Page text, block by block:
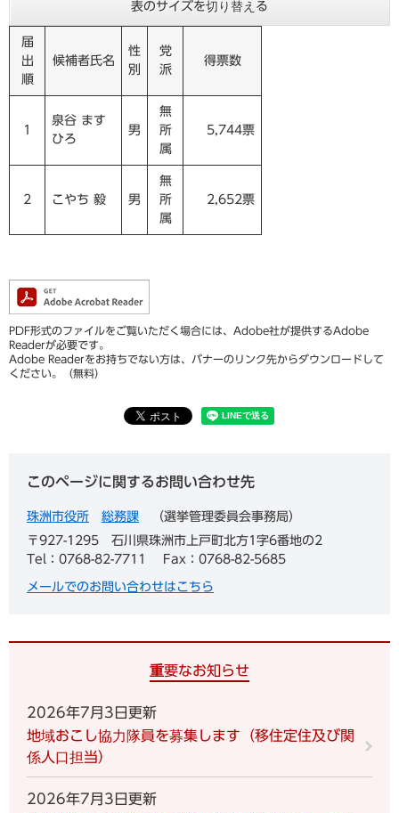
表のサイズを切り替える
届
出
順
候補者氏名
性
別
党
派
得票数
1
泉谷 ます
ひろ
男
無
所
属
5,744票
2 こやち 毅 男
無
所
属
2,652票
PDF形式のファイルをご覧いただく場合には、Adobe社が提供するAdobe
Readerが必要です。
Adobe Readerをお持ちでない方は、バナーのリンク先からダウンロードして
ください。（無料）
このページに関するお問い合わせ先
珠洲市役所 総務課
選挙管理委員会事務局
〒927-1295
石川県珠洲市上戸町北方1字6番地の2
Tel：0768-82-7711
Fax：0768-82-5685
メールでのお問い合わせはこちら
重要なお知らせ
2026年7月3日更新
地域おこし協力隊員を募集します（移住定住及び関
係人口担当）
2026年7月3日更新